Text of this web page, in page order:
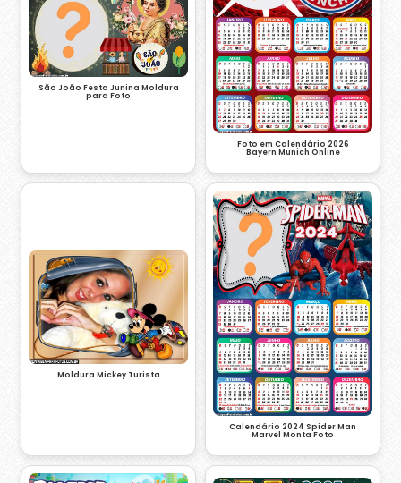
São João Festa Junina Moldura
para Foto
Foto em Calendário 2026
Bayern Munich Online
Moldura Mickey Turista
Calendário 2024 Spider Man
Marvel Monta Foto